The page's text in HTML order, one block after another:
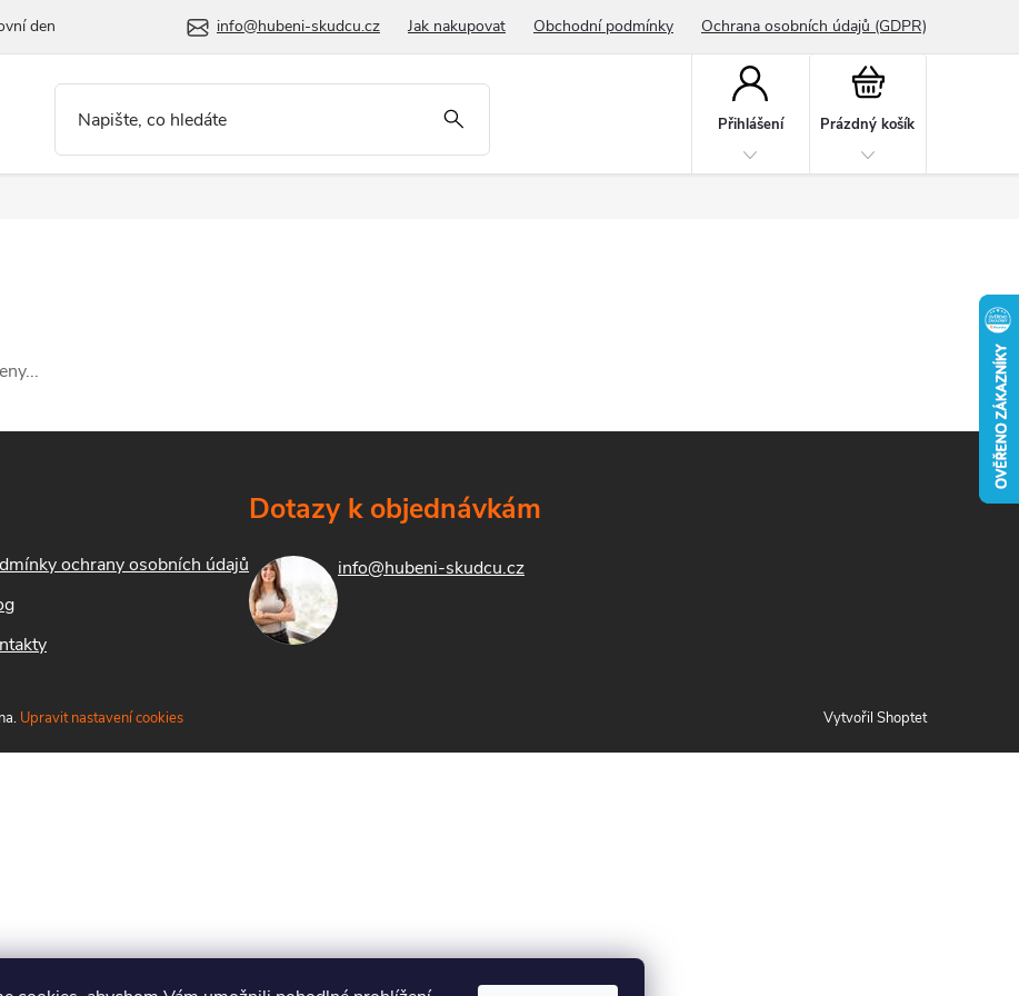
den info@hubeni-skudcu.cz Jak nakupovat Obchodní podmínky Ochrana osobních údajů (GDPR)
Přihlášení
Nákupní
Prázdný košík
ochrany osobních údajů
Dotazy k objednávkám
info@hubeni-skudcu.cz
Vytvořil Shoptet
Upravit nastavení cookies